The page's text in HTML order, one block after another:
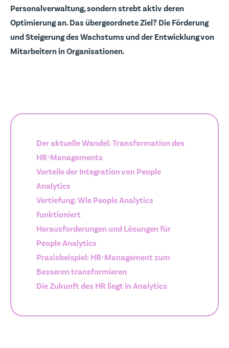
Personalverwaltung, sondern strebt aktiv deren
Optimierung an. Das übergeordnete Ziel? Die Förderung
und Steigerung des Wachstums und der Entwicklung von
Mitarbeitern in Organisationen.
Der aktuelle Wandel: Transformation des
HR-Managements
Vorteile der Integration von People
Analytics
Vertiefung: Wie People Analytics
funktioniert
Herausforderungen und Lösungen für
People Analytics
Praxisbeispiel: HR-Management zum
Besseren transformieren
Die Zukunft des HR liegt in Analytics